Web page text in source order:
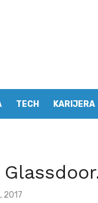
TECH KARIJERA
2017